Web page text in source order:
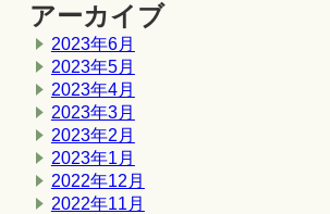
アーカイブ
2023年6月
2023年5月
2023年4月
2023年3月
2023年2月
2023年1月
2022年12月
2022年11月